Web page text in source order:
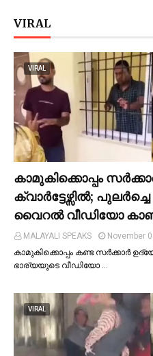
VIRAL
VIRAL
കാമുകിക്കൊപ്പം
ക്വാര്‍ട്ടേഴ്സില്‍;
വൈറല്‍ വീഡിയോ
MALAYALI SPEAKS
November
കാമുകിക്കൊപ്പം കണ്ട സർക്കാർ
ഭാര്യയുടെ വീഡിയോ …
VIRAL